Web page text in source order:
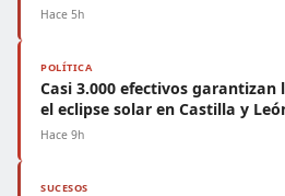
Hace 5h
POLÍTICA
Casi 3.000 efectivos
el eclipse solar en Castilla y
Hace 9h
SUCESOS